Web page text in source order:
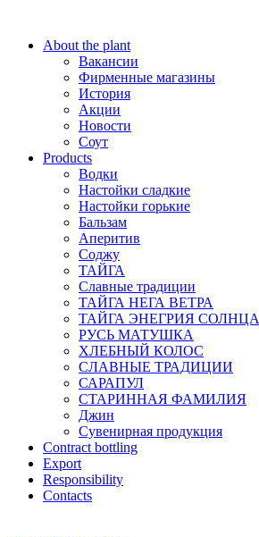
About the plant
Вакансии
Фирменные магазины
История
Акции
Новости
Соут
Products
Водки
Настойки сладкие
Настойки горькие
Бальзам
Аперитив
Соджу
ТАЙГА
Славные традиции
ТАЙГА НЕГА ВЕТРА
ТАЙГА ЭНЕГРИЯ СОЛНЦА
РУСЬ МАТУШКА
ХЛЕБНЫЙ КОЛОС
СЛАВНЫЕ ТРАДИЦИИ
САРАПУЛ
СТАРИННАЯ ФАМИЛИЯ
Джин
Сувенирная продукция
Contract bottling
Export
Responsibility
Contacts